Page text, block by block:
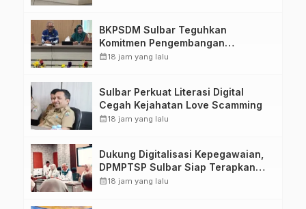
BKPSDM Sulbar Teguhkan
Komitmen Pengembangan
Kompetensi ASN melalui
calendar_month18 jam yang lalu
Sulbar Perkuat Literasi Digital
Cegah Kejahatan Love Scamming
calendar_month18 jam yang lalu
Dukung Digitalisasi Kepegawaian,
DPMPTSP Sulbar Siap Terapkan
Aplikasi FLEKSI ASN
calendar_month18 jam yang lalu